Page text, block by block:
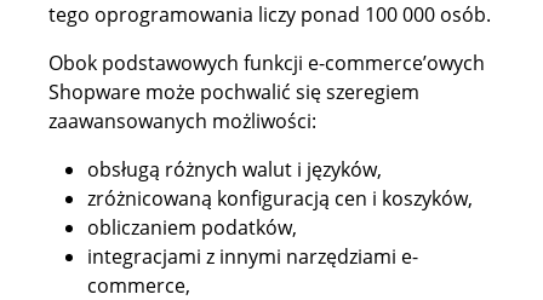
tego oprogramowania liczy ponad 100 000 osób.
Obok podstawowych funkcji e-commerce’owych
Shopware może pochwalić się szeregiem
zaawansowanych możliwości:
obsługą różnych walut i języków,
zróżnicowaną konfiguracją cen i koszyków,
obliczaniem podatków,
integracjami z innymi narzędziami e-
commerce,